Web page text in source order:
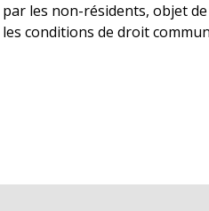
les non-résidents, objet
conditions de droit